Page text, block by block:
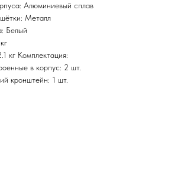
Алюминиевый сплав
Металл
Белый
кг Комплектация:
в корпус: 2 шт.
кронштейн: 1 шт.